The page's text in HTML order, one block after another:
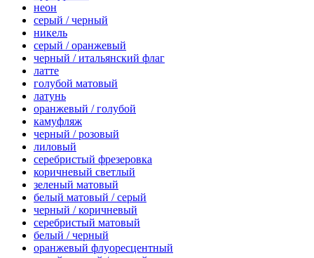
неон
серый / черный
никель
серый / оранжевый
черный / итальянский флаг
латте
голубой матовый
латунь
оранжевый / голубой
камуфляж
черный / розовый
лиловый
серебристый фрезеровка
коричневый светлый
зеленый матовый
белый матовый / серый
черный / коричневый
серебристый матовый
белый / черный
оранжевый флуоресцентный